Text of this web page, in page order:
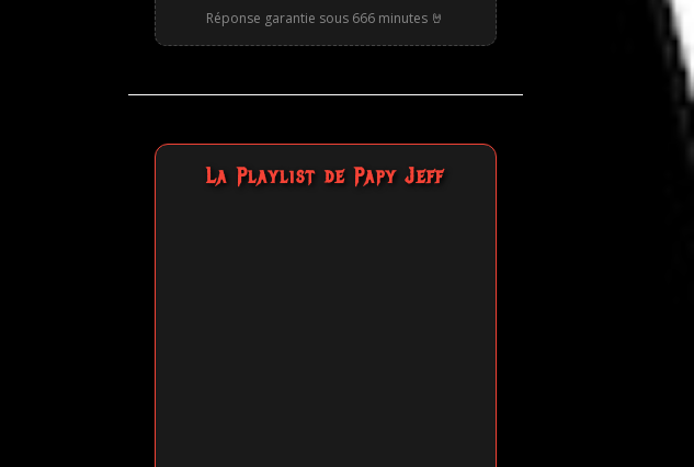
Réponse garantie sous 666 minutes 🤘
La Playlist de Papy Jeff